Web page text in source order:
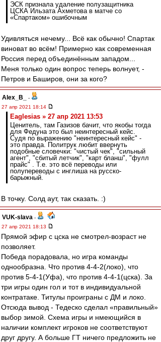
ЭСК признала удаление полузащитника
ЦСКА Ильзата Ахметова в матче со
«Спартаком» ошибочным
Удивляться нечему... Всё как обычно! Спартак
виноват во всём! Примерно как современная
Россия перед объединённым западом...
Меня только один вопрос теперь волнует, -
Петров и Баширов, они за кого?
Alex_B_
-
27 апр 2021 18:14
Eaglesias » 27 апр 2021 13:53
Ценитель, там Газизов бачит, что якобы тогда
для Федуна это был неинтересный кейс.
Судя по выражению "неинтересный кейс" -
это правда. Политрук любит ввернуть
подобные словечки: "чистый чек", "сильный
агент", "сбитый летчик", "карт бланш", "фулл
прайс" . Т.е. это всё переводы или
полупереводы с инглиша на русско-
барыжный.
В точку. Солд аут, так сказать. :)
VUK-slava -
27 апр 2021 18:13
Прямой эфир с цска не смотрел-возраст не
позволяет.
Победа порадовала, но игра команды
однообразна. Что против 4-4-2(локо), что
против 5-4-1(Уфа), что против 4-4-1(цска). За
три игры один гол и тот в индивидуальной
контратаке. Титулы проиграны с ДМ и локо.
Отсюда вывод - Тедеско сделал «правильный»
выбор зимой. Схема игры и нмеющийся в
наличии комплект игроков не соответствуют
друг другу. А больше ГТ ничего предложить не